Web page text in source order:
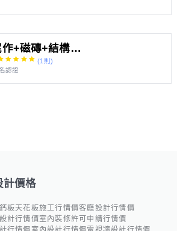
銘翰+泥作+磁磚+結構補強+輕隔間+防水+水電師傅
(1則)
認證
計價格
板天花板施工行情價客廳設計行情價
計行情價室內裝修許可申請行情價